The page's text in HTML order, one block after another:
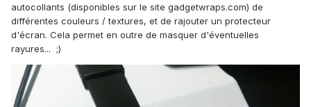
autocollants (disponibles sur le site gadgetwraps.com) de
différentes couleurs / textures, et de rajouter un protecteur
d'écran. Cela permet en outre de masquer d'éventuelles
rayures... ;)